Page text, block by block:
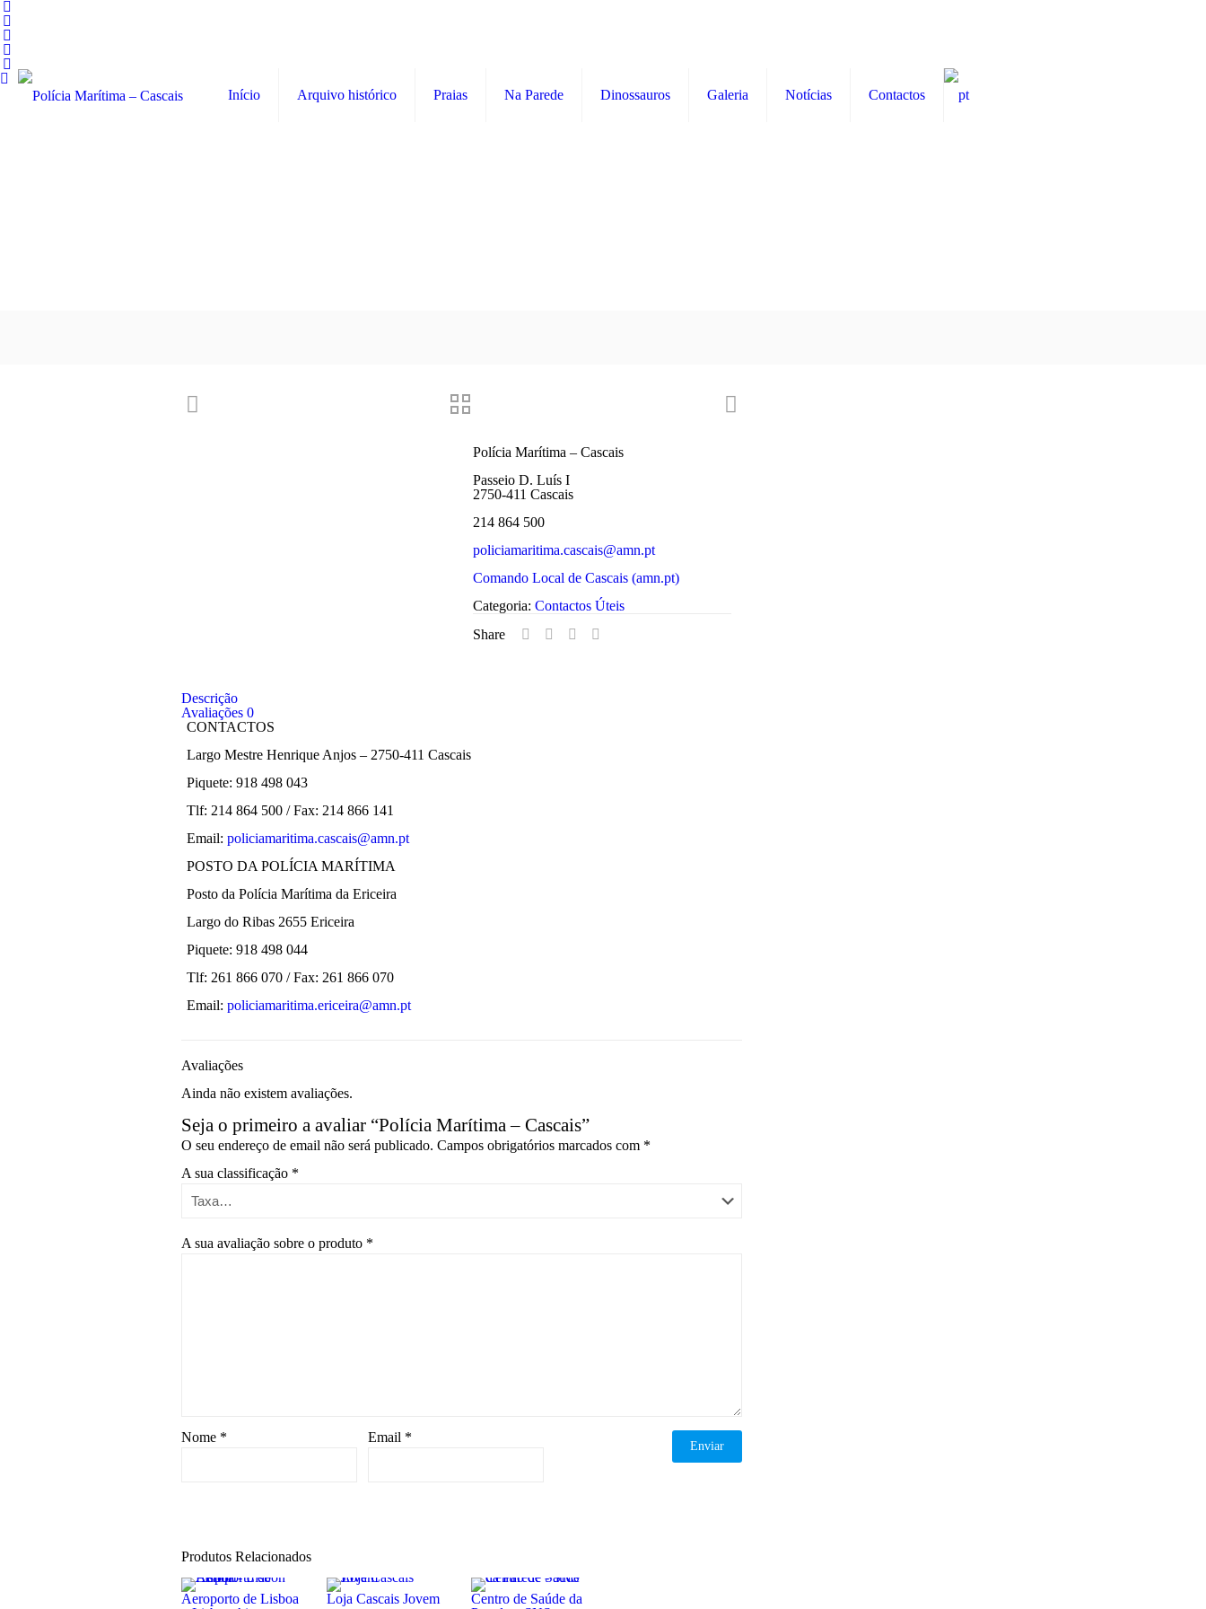
Início Arquivo histórico Praias Na Parede Dinossauros Galeria Notícias Contactos
Polícia Marítima – Cascais
Passeio D. Luís I
2750-411 Cascais
214 864 500
policiamaritima.cascais@amn.pt
Comando Local de Cascais (amn.pt)
Categoria: Contactos Úteis
Share
Descrição
Avaliações 0
CONTACTOS
Largo Mestre Henrique Anjos – 2750-411 Cascais
Piquete: 918 498 043
Tlf: 214 864 500 / Fax: 214 866 141
Email:policiamaritima.cascais@amn.pt
POSTO DA POLÍCIA MARÍTIMA
Posto da Polícia Marítima da Ericeira
Largo do Ribas 2655 Ericeira
Piquete: 918 498 044
Tlf: 261 866 070 / Fax: 261 866 070
Email:policiamaritima.ericeira@amn.pt
Avaliações
Ainda não existem avaliações.
Seja o primeiro a avaliar “Polícia Marítima – Cascais”
O seu endereço de email não será publicado. Campos obrigatórios marcados com *
A sua classificação *
A sua avaliação sobre o produto *
Nome * Email *
Produtos Relacionados
Aeroporto de Lisboa
Loja Cascais Jovem
Centro de Saúde da